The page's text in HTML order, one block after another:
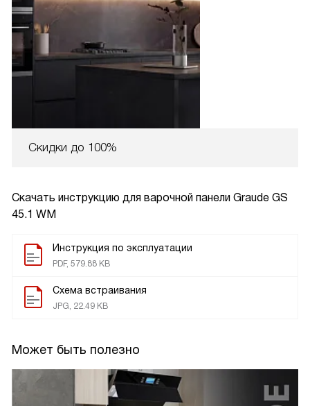
Скачать инструкцию для варочной панели Graude GS
45.1 WM
Инструкция по эксплуатации
PDF, 579.88 KB
Схема встраивания
JPG, 22.49 KB
Может быть полезно
Скидки до 100%